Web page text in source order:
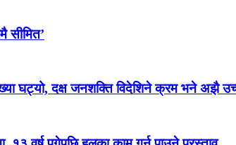
सीमित’
घट्यो, दक्ष जनशक्ति विदेशिने क्रम भने अझै